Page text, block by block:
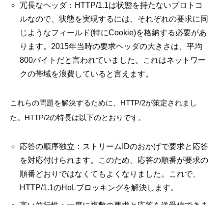
冗長なヘッダ：HTTP/1.1は状態を持たないプロトコ
ルなので、状態を実現するには、それぞれの要求に同
じようなフィールド(特にCookie)を格納する必要があ
ります。2015年当時の要求ヘッダの大きさは、平均
800バイトだと言われていました。これはネットワー
クの帯域を浪費していると言えます。
これらの問題を解決するために、HTTP/2が策定されまし
た。HTTP/2の特長は以下のとおりです。
応答の順序独立：ストリームIDのおかげで要求と応答
を対応付けられます。このため、応答の順番が要求の
順番どおりではなくてもよくなりました。これで、
HTTP/1.1のHoLブロッキングを解決します。